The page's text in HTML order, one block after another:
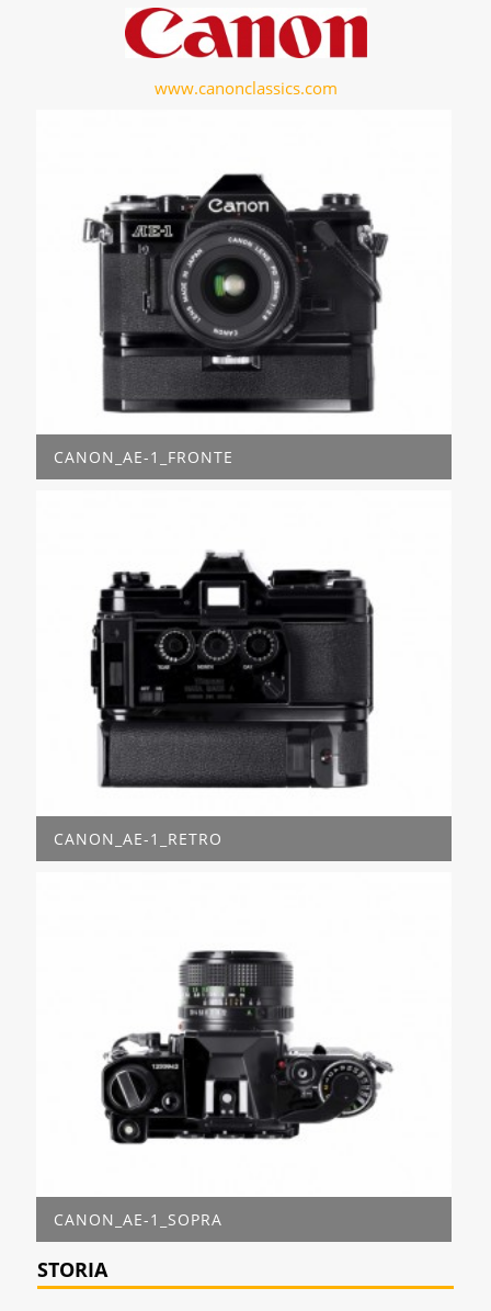
www.canonclassics.com
CANON_AE-1_FRONTE
CANON_AE-1_RETRO
CANON_AE-1_SOPRA
STORIA